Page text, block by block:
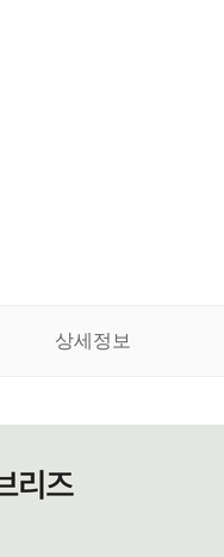
상세정보